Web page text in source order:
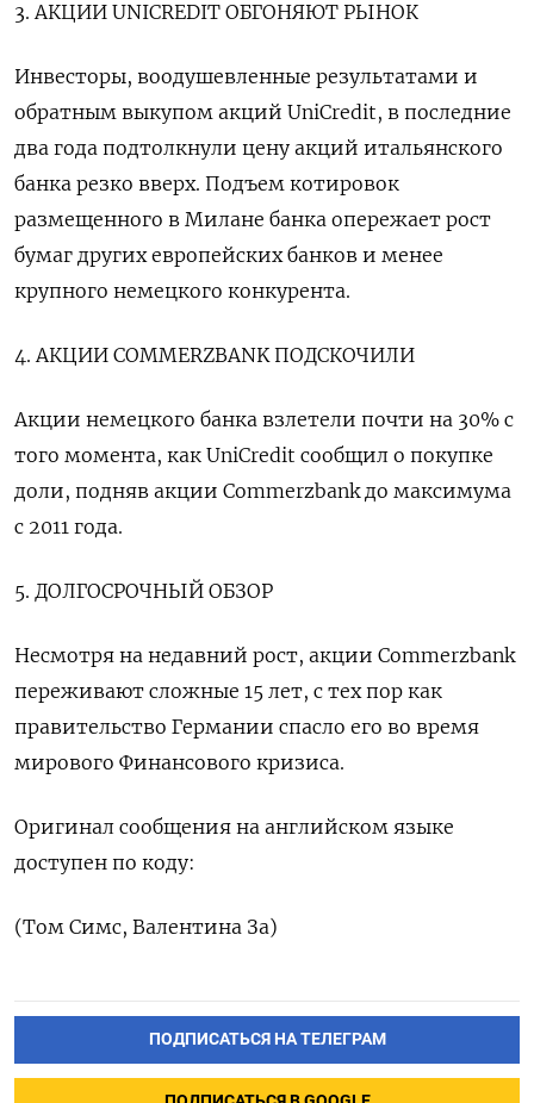
3. АКЦИИ UNICREDIT ОБГОНЯЮТ РЫНОК
Инвесторы, воодушевленные результатами и
обратным выкупом акций UniCredit, в последние
два года подтолкнули цену акций итальянского
банка резко вверх. Подъем котировок
размещенного в Милане банка опережает рост
бумаг других европейских банков и менее
крупного немецкого конкурента.
4. АКЦИИ COMMERZBANK ПОДСКОЧИЛИ
Акции немецкого банка взлетели почти на 30% с
того момента, как UniCredit сообщил о покупке
доли, подняв акции Commerzbank до максимума
с 2011 года.
5. ДОЛГОСРОЧНЫЙ ОБЗОР
Несмотря на недавний рост, акции Commerzbank
переживают сложные 15 лет, с тех пор как
правительство Германии спасло его во время
мирового Финансового кризиса.
Оригинал сообщения на английском языке
доступен по коду:
(Том Симс, Валентина За)
ПОДПИСАТЬСЯ НА ТЕЛЕГРАМ